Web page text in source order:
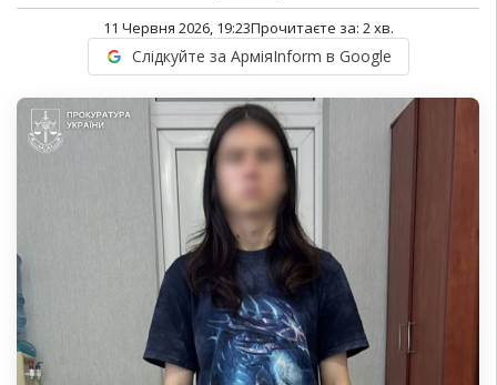
11 Червня 2026, 19:23Прочитаєте за: 2хв.
Слідкуйте за АрміяInform в Google